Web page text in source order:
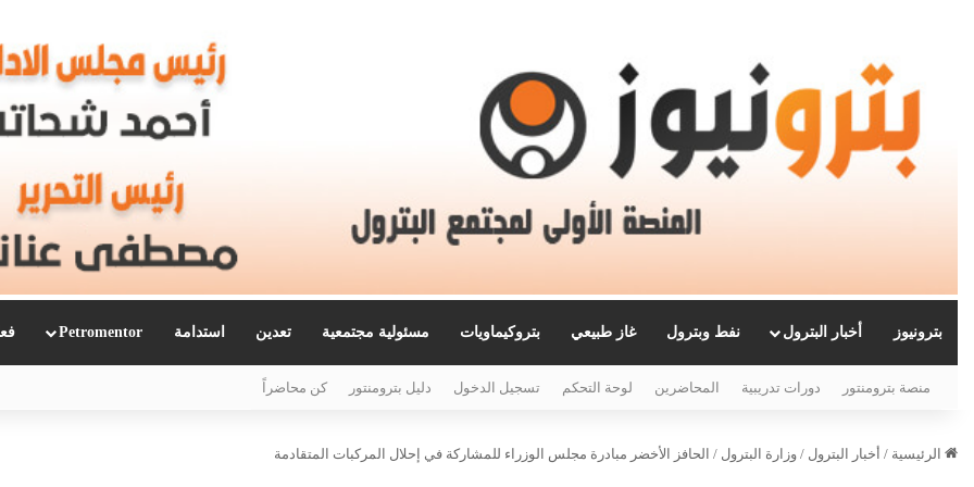
بترونيوز أخبار البترول نفط وبترول غاز طبيعي بتروكيماويات مسئولية مجتمعية تعدين استدامة Petromentor
منصة بترومنتور دورات تدريبية المحاضرين لوحة التحكم تسجيل الدخول دليل بترومنتور كن محاضراً
الرئيسية / أخبار البترول / وزارة البترول / الحافز الأخضر مبادرة مجلس الوزراء للمشاركة في إحلال المركبات المتقادمة